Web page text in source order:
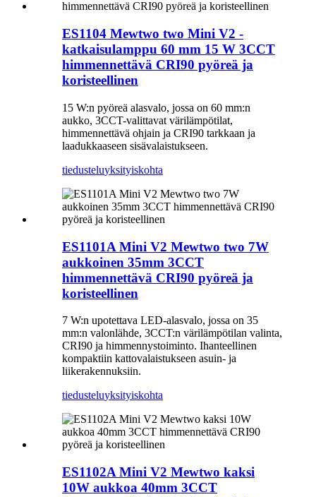
ES1104 Mewtwo two Mini V2 -
katkaisulamppu 60 mm 15 W 3CCT
himmennettävä CRI90 pyöreä ja
koristeellinen
15 W:n pyöreä alasvalo, jossa on 60 mm:n
aukko, 3CCT-valittavat värilämpötilat,
himmennettävä ohjain ja CRI90 tarkkaan ja
laadukkaaseen sisävalaistukseen.
tiedusteluyksityiskohta
ES1101A Mini V2 Mewtwo two 7W
aukkoinen 35mm 3CCT
himmennettävä CRI90 pyöreä ja
koristeellinen
7 W:n upotettava LED-alasvalo, jossa on 35
mm:n valonlähde, 3CCT:n värilämpötilan valinta,
CRI90 ja himmennystoiminto. Ihanteellinen
kompaktiin kattovalaistukseen asuin- ja
liikerakennuksiin.
tiedusteluyksityiskohta
ES1102A Mini V2 Mewtwo kaksi
10W aukkoa 40mm 3CCT